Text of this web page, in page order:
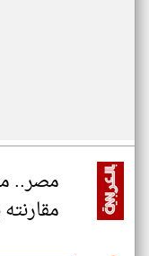
مصر..